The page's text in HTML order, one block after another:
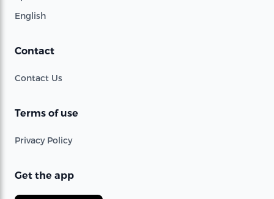
English
Contact
Contact Us
Terms of use
Privacy Policy
Get the app